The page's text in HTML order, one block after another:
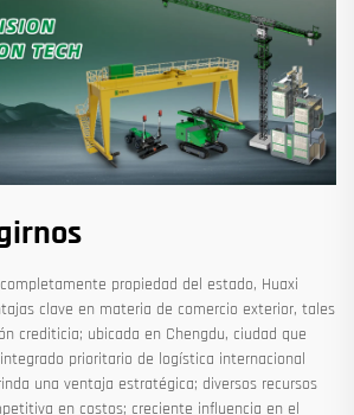
propiedad del estado, Huaxi
clave en materia de comercio exterior, tales
crediticia; ubicada en Chengdu, ciudad que
prioritario de logística internacional
una ventaja estratégica; diversos recursos
en costos; creciente influencia en el